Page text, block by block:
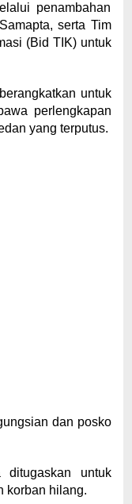
penambahan
serta Tim
(Bid TIK) untuk
untuk
perlengkapan
yang terputus.
dan posko
untuk
korban hilang.